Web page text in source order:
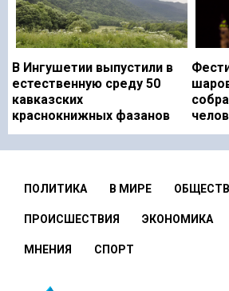
В Ингушетии выпустили в
естественную среду 50
кавказских
краснокнижных фазанов
ПОЛИТИКА В МИРЕ
ПРОИСШЕСТВИЯ ЭКОНОМИКА
МНЕНИЯ СПОРТ